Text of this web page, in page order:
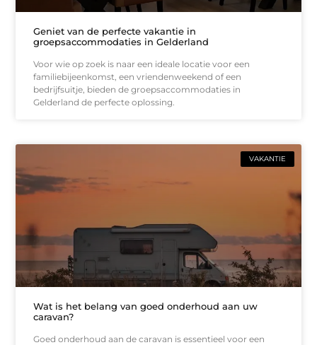
Geniet van de perfecte vakantie in
groepsaccommodaties in Gelderland
Voor wie op zoek is naar een ideale locatie voor een
familiebijeenkomst, een vriendenweekend of een
bedrijfsuitje, bieden de groepsaccommodaties in
Gelderland de perfecte oplossing.
VAKANTIE
Wat is het belang van goed onderhoud aan uw
caravan?
Goed onderhoud aan de caravan is essentieel voor een